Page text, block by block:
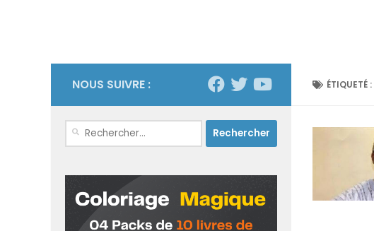
ÉTIQUETÉ :
NOUS SUIVRE :
Rechercher :